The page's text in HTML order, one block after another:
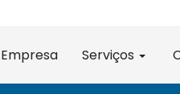
Empresa Serviços